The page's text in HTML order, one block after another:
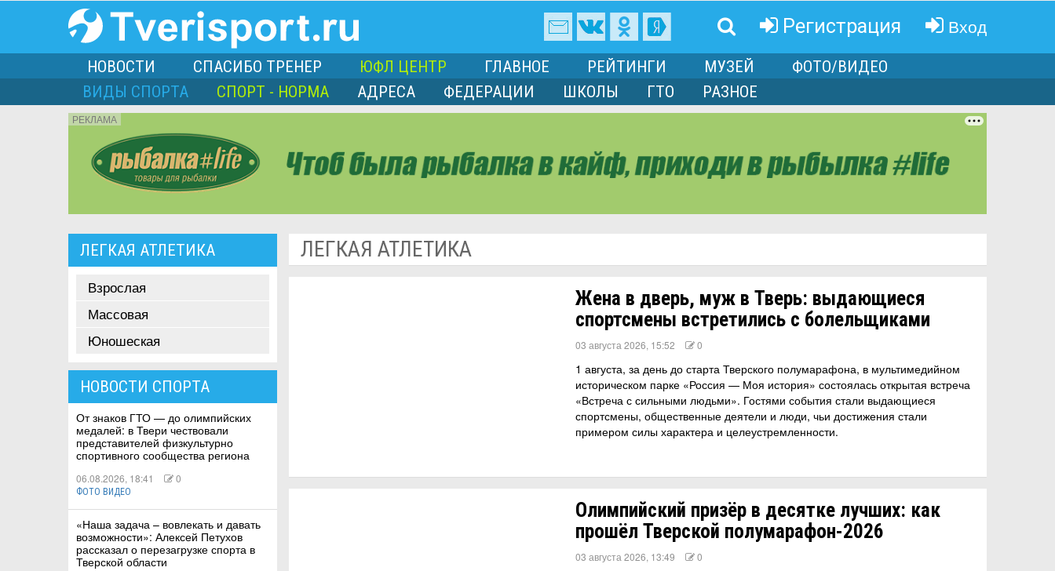
Регистрация Вход
НОВОСТИ СПАСИБО ТРЕНЕР ЮФЛ ЦЕНТР ГЛАВНОЕ РЕЙТИНГИ МУЗЕЙ
ФОТО/ВИДЕО
ВИДЫ СПОРТА
СПОРТ - НОРМА АДРЕСА ФЕДЕРАЦИИ ШКОЛЫ ГТО РАЗНОЕ
РЕКЛАМА
ЛЕГКАЯ АТЛЕТИКА
Взрослая
Массовая
Юношеская
НОВОСТИ СПОРТА
От знаков ГТО — до олимпийских
медалей: в Твери чествовали
представителей физкультурно
спортивного сообщества региона
06.08.2026, 18:41 0
ФОТО ВИДЕО
«Наша задача – вовлекать и давать
возможности»: Алексей Петухов
рассказал о перезагрузке спорта в
Тверской области
ЛЕГКАЯ АТЛЕТИКА
Жена в дверь, муж в Тверь: выдающиеся
спортсмены встретились с болельщиками
03 августа 2026, 15:52 0
1 августа, за день до старта Тверского полумарафона, в мультимедийном
историческом парке «Россия — Моя история» состоялась открытая встреча
«Встреча с сильными людьми». Гостями события стали выдающиеся
спортсмены, общественные деятели и люди, чьи достижения стали
примером силы характера и целеустремленности.
Олимпийский призёр в десятке лучших: как
прошёл Тверской полумарафон-2026
03 августа 2026, 13:49 0